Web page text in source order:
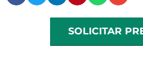
SOLICITAR